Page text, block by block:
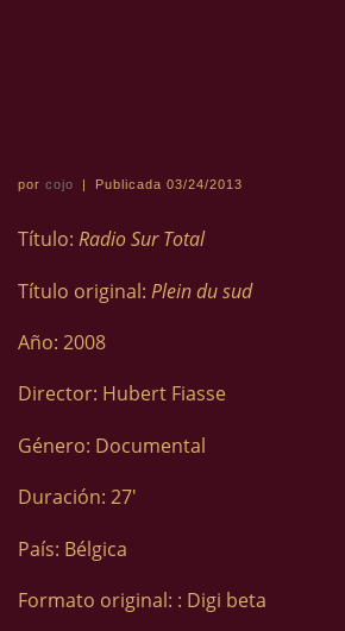
por cojo | Publicada 03/24/2013
Título: Radio Sur Total
Título original: Plein du sud
Año: 2008
Director: Hubert Fiasse
Género: Documental
Duración: 27′
País: Bélgica
Formato original: : Digi beta